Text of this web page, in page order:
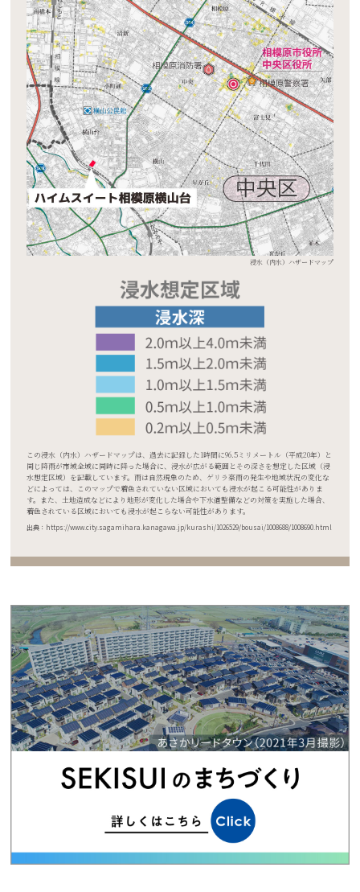
浸水（内水）ハザードマップ
この浸水（内水）ハザードマップは、過去に記録した1時間に96.5ミリメートル（平成20年）と
同じ降雨が市域全域に同時に降った場合に、浸水が広がる範囲とその深さを想定した区域（浸
水想定区域）を記載しています。雨は自然現象のため、ゲリラ豪雨の発生や地域状況の変化な
どによっては、このマップで着色されていない区域においても浸水が起こる可能性がありま
す。また、土地造成などにより地形が変化した場合や下水道整備などの対策を実施した場合、
着色されている区域においても浸水が起こらない可能性があります。
出典：https://www.city.sagamihara.kanagawa.jp/kurashi/1026529/bousai/1008688/1008690.html